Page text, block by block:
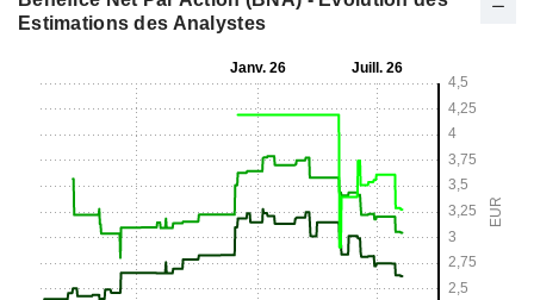
Estimations des Analystes